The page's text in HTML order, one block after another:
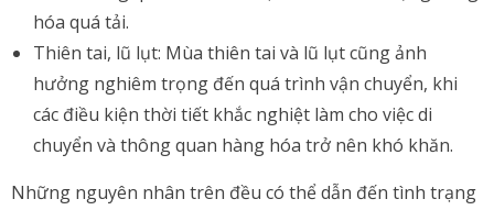
hóa quá tải.
Thiên tai, lũ lụt: Mùa thiên tai và lũ lụt cũng ảnh
hưởng nghiêm trọng đến quá trình vận chuyển, khi
các điều kiện thời tiết khắc nghiệt làm cho việc di
chuyển và thông quan hàng hóa trở nên khó khăn.
Những nguyên nhân trên đều có thể dẫn đến tình trạng